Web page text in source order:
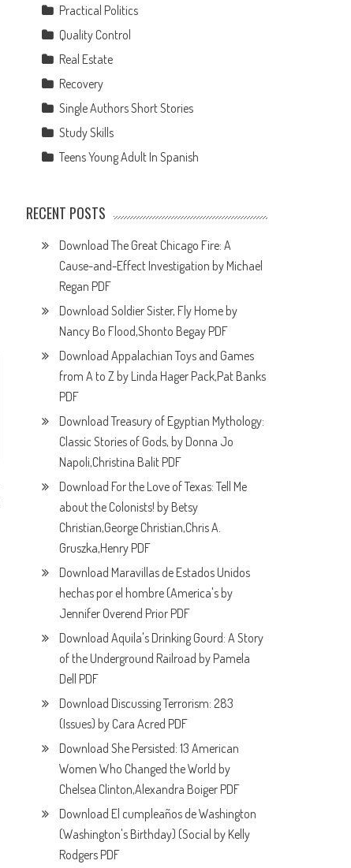
Practical Politics
Quality Control
Real Estate
Recovery
Single Authors Short Stories
Study Skills
Teens Young Adult In Spanish
RECENT POSTS
Download The Great Chicago Fire: A
Cause-and-Effect Investigation by Michael
Regan PDF
Download Soldier Sister, Fly Home by
Nancy Bo Flood,Shonto Begay PDF
Download Appalachian Toys and Games
from A to Z by Linda Hager Pack,Pat Banks
PDF
Download Treasury of Egyptian Mythology:
Classic Stories of Gods, by Donna Jo
Napoli,Christina Balit PDF
Download For the Love of Texas: Tell Me
about the Colonists! by Betsy
Christian,George Christian,Chris A.
Gruszka,Henry PDF
Download Maravillas de Estados Unidos
hechas por el hombre (America's by
Jennifer Overend Prior PDF
Download Aquila's Drinking Gourd: A Story
of the Underground Railroad by Pamela
Dell PDF
Download Discussing Terrorism: 283
(Issues) by Cara Acred PDF
Download She Persisted: 13 American
Women Who Changed the World by
Chelsea Clinton,Alexandra Boiger PDF
Download El cumpleaños de Washington
(Washington's Birthday) (Social by Kelly
Rodgers PDF